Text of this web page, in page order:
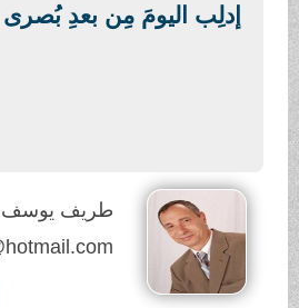
إدلِب اليومَ مِن بعدِ بُصرى
طريف يوسف آغا